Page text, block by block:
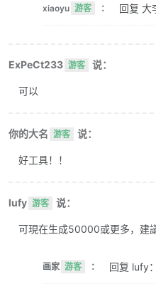
xiaoyu 游客 ： 回复 大
ExPeCt233 游客 说：
可以
你的大名 游客 说：
好工具！！
lufy 游客 说：
可現在生成50000或更多，建
画家 游客 ： 回复 lufy